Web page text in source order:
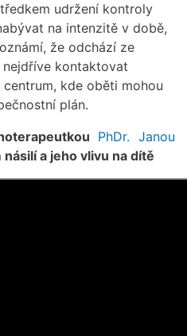
udržení kontroly
na intenzitě v době,
že odchází ze
kontaktovat
kde oběti mohou
plán.
PhDr. Janou
násilí a jeho vlivu na dítě